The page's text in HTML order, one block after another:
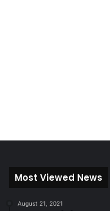
Most Viewed News
August 21, 2021